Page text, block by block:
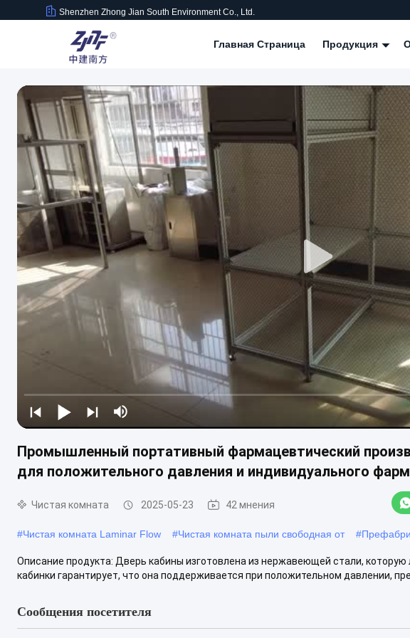
Shenzhen Zhong Jian South Environment Co., Ltd.
Главная Страница Продукция
Промышленный портативный фармацевтический
для положительного давления и индивидуального
Чистая комната 2025-05-23 42 мнения
#Чистая комната Laminar Flow #Чистая комната пыли свободная от #
Описание продукта: Дверь кабины изготовлена из нержавеющей стали,
кабинки гарантирует, что она поддерживается при положительном давлении,
Сообщения посетителя